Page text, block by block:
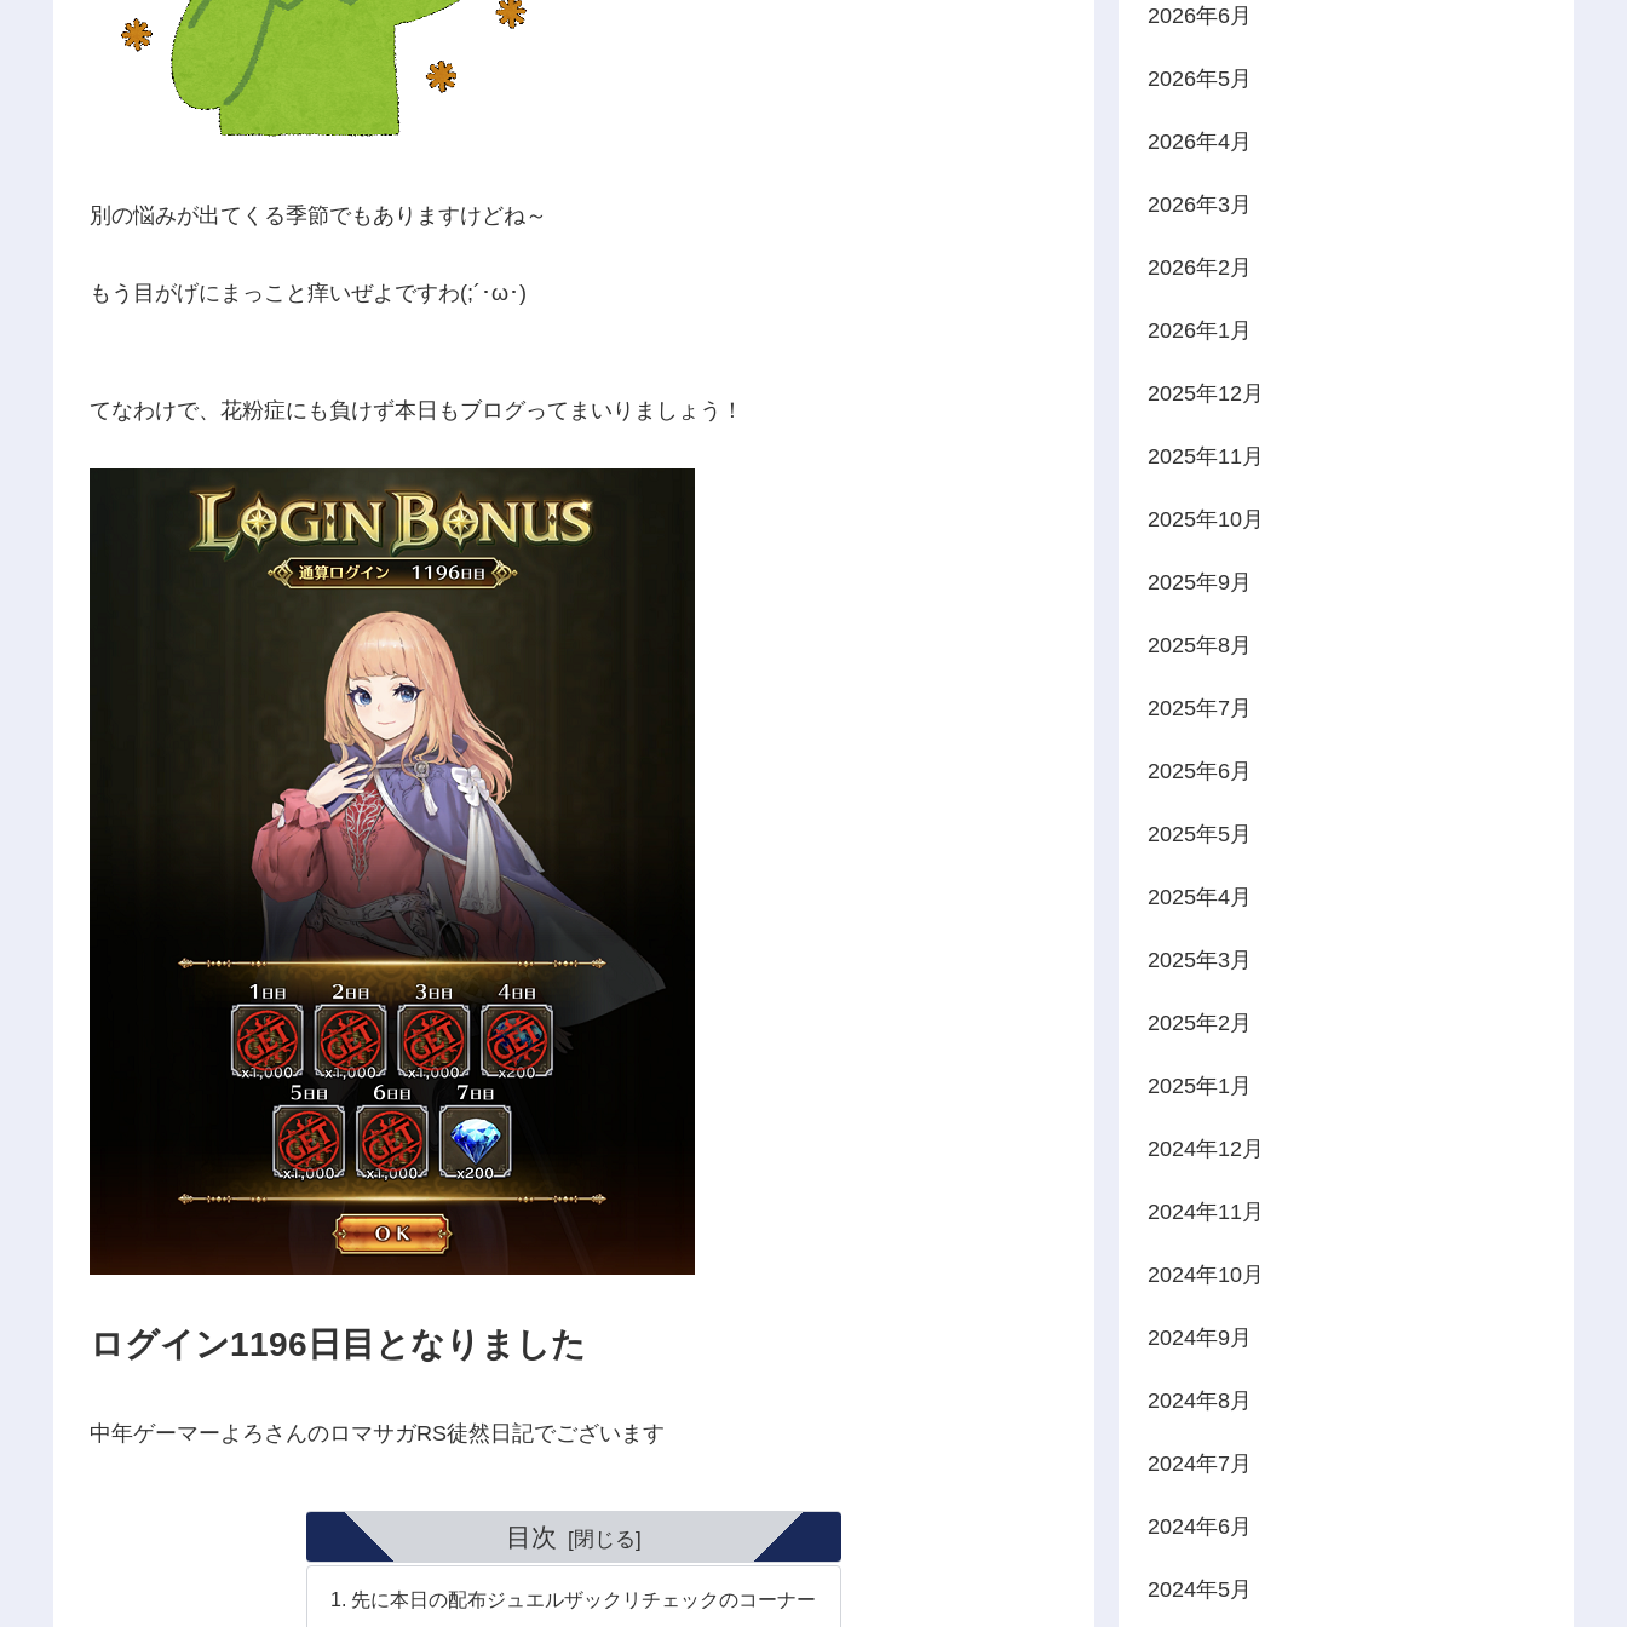
別の悩みが出てくる季節でもありますけどね～
もう目がげにまっこと痒いぜよですわ(;´･ω･)
てなわけで、花粉症にも負けず本日もブログってまいりましょう！
ログイン1196日目となりました
中年ゲーマーよろさんのロマサガRS徒然日記でございます
目次
先に本日の配布ジュエルザックリチェックのコーナー
2026年6月
2026年5月
2026年4月
2026年3月
2026年2月
2026年1月
2025年12月
2025年11月
2025年10月
2025年9月
2025年8月
2025年7月
2025年6月
2025年5月
2025年4月
2025年3月
2025年2月
2025年1月
2024年12月
2024年11月
2024年10月
2024年9月
2024年8月
2024年7月
2024年6月
2024年5月